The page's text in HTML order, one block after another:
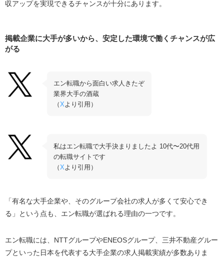
収アップを実現できるチャンスが十分にあります。
掲載企業に大手が多いから、安定した環境で働くチャンスが広
がる
エン転職から面白い求人きたぞ
業界大手の酒蔵
（X より引用）
私はエン転職で大手決まりましたよ 10代〜20代用
の転職サイトです
（X より引用）
「有名な大手企業や、そのグループ会社の求人が多くて安心でき
る」という点も、エン転職が選ばれる理由の一つです。
エン転職には、NTTグループやENEOSグループ、三井不動産グルー
プといった日本を代表する大手企業の求人掲載実績が多数ありま